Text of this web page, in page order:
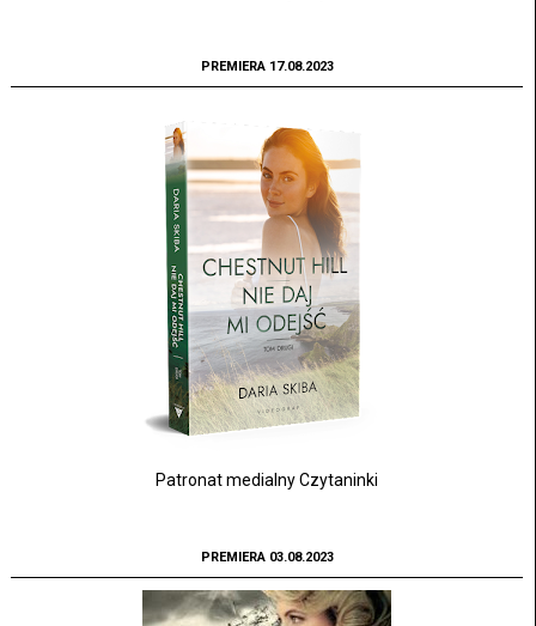
PREMIERA 17.08.2023
Patronat medialny Czytaninki
PREMIERA 03.08.2023